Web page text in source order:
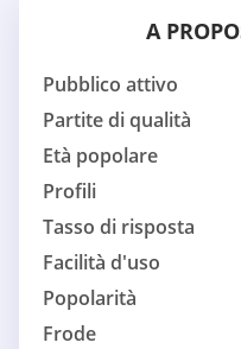
A
Pubblico attivo
Partite di qualità
Età popolare
Profili
Tasso di risposta
Facilità d'uso
Popolarità
Frode